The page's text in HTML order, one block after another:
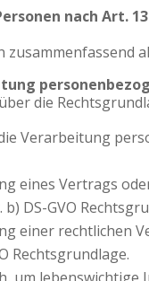
nach Art. 13
die
Verarbeitung
eines Vertrags
DS-GVO
einer rechtlichen
Rechtsgrundlage.